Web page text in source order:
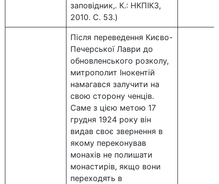
заповідник,. К.: НКПІКЗ,
2010. С. 53.)
Після переведення Києво-
Печерської Лаври до
обновленського розколу,
митрополит Інокентій
намагався залучити на
свою сторону ченців.
Саме з цією метою 17
грудня 1924 року він
видав своє звернення в
якому переконував
монахів не полишати
монастирів, якщо вони
переходять в